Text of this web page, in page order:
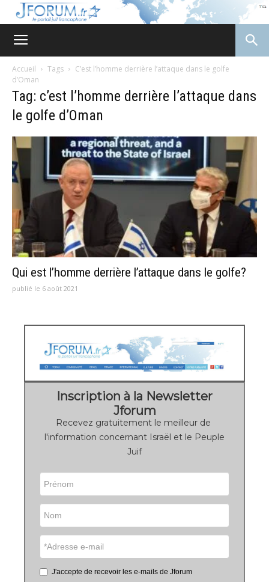
Accueil Tags
C’est l’homme derrière l’attaque dans le golfe
d’Oman
Tag: c’est l’homme derrière l’attaque dans
le golfe d’Oman
Qui est l’homme derrière l’attaque dans le golfe?
publié le 6 août 2021
Inscription à la Newsletter
Jforum
Recevez gratuitement le meilleur de
l'information concernant Israël et le Peuple
Juif
J'accepte de recevoir les e-mails de Jforum